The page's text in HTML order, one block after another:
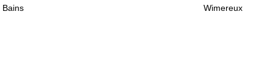
Bains
Wimereux